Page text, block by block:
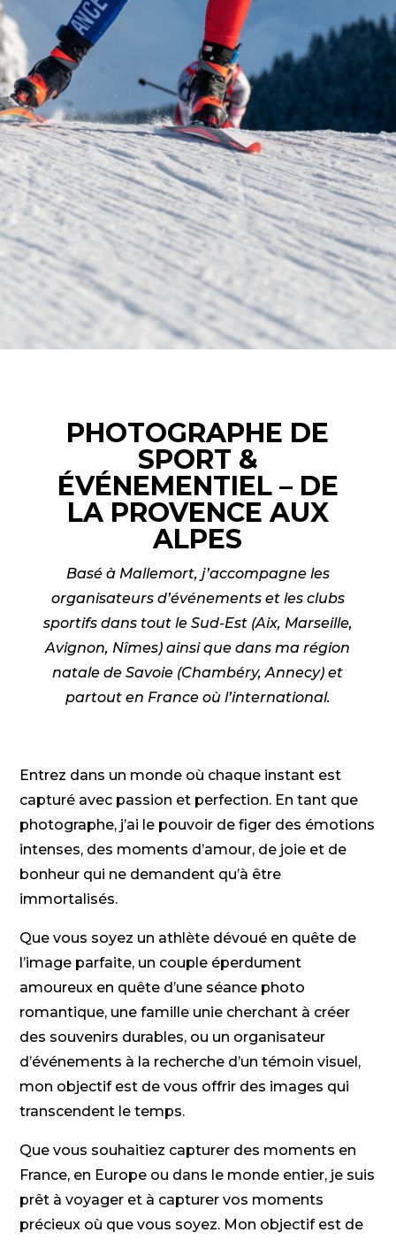
PHOTOGRAPHE DE
SPORT &
ÉVÉNEMENTIEL – DE
LA PROVENCE AUX
ALPES
Basé à Mallemort, j’accompagne les
organisateurs d’événements et les clubs
sportifs dans tout le Sud-Est (Aix, Marseille,
Avignon, Nîmes) ainsi que dans ma région
natale de Savoie (Chambéry, Annecy) et
partout en France où l’international.
Entrez dans un monde où chaque instant est
capturé avec passion et perfection. En tant que
photographe, j’ai le pouvoir de figer des émotions
intenses, des moments d’amour, de joie et de
bonheur qui ne demandent qu’à être
immortalisés.
Que vous soyez un athlète dévoué en quête de
l’image parfaite, un couple éperdument
amoureux en quête d’une séance photo
romantique, une famille unie cherchant à créer
des souvenirs durables, ou un organisateur
d’événements à la recherche d’un témoin visuel,
mon objectif est de vous offrir des images qui
transcendent le temps.
Que vous souhaitiez capturer des moments en
France, en Europe ou dans le monde entier, je suis
prêt à voyager et à capturer vos moments
précieux où que vous soyez. Mon objectif est de